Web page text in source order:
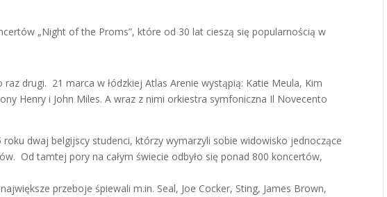
„Night of the Proms”, które od 30 lat cieszą się popularnością w
drugi. 21 marca w łódzkiej Atlas Arenie wystąpią: Katie Meula, Kim
Henry i John Miles. A wraz z nimi orkiestra symfoniczna Il Novecento
roku dwaj belgijscy studenci, którzy wymarzyli sobie widowisko jednoczące
Od tamtej pory na całym świecie odbyło się ponad 800 koncertów,
przeboje śpiewali m.in. Seal, Joe Cocker, Sting, James Brown,